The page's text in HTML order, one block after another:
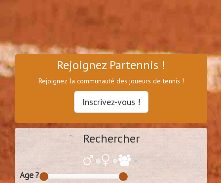
Rejoignez Partennis !
Rejoignez la communauté des joueurs de tennis !
Inscrivez-vous !
Rechercher
Age ?